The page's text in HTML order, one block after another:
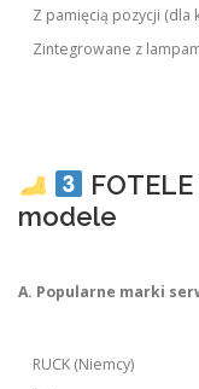
Z pamięcią pozycji (dla
Zintegrowane z
modele
A. Popularne marki
RUCK (Niemcy)